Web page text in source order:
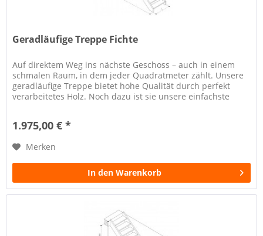
Geradläufige Treppe Fichte
Auf direktem Weg ins nächste Geschoss – auch in einem
schmalen Raum, in dem jeder Quadratmeter zählt. Unsere
geradläufige Treppe bietet hohe Qualität durch perfekt
verarbeitetes Holz. Noch dazu ist sie unsere einfachste
1.975,00 € *
Merken
In den Warenkorb